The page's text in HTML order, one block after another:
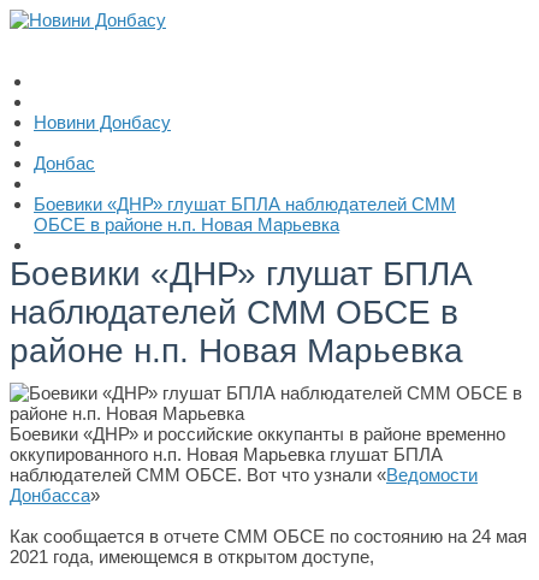
Новини Донбасу
Донбас
Боевики «ДНР» глушат БПЛА наблюдателей СММ
ОБСЕ в районе н.п. Новая Марьевка
Боевики «ДНР» глушат БПЛА
наблюдателей СММ ОБСЕ в
районе н.п. Новая Марьевка
Боевики «ДНР» и российские оккупанты в районе временно
оккупированного н.п. Новая Марьевка глушат БПЛА
наблюдателей СММ ОБСЕ. Вот что узнали «Ведомости
Донбасса»
Как сообщается в отчете СММ ОБСЕ по состоянию на 24 мая
2021 года, имеющемся в открытом доступе,